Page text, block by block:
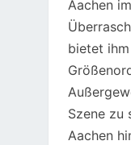
Aachen
bietet
Szene zu
Aachen